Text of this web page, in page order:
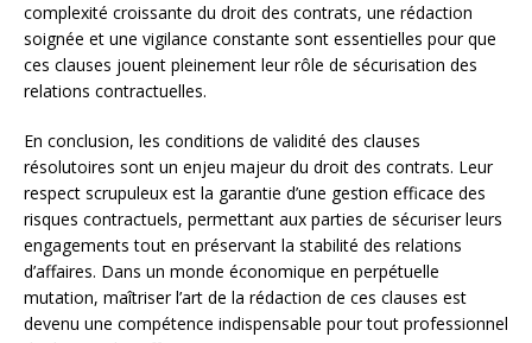
complexité croissante du droit des contrats, une rédaction
soignée et une vigilance constante sont essentielles pour que
ces clauses jouent pleinement leur rôle de sécurisation des
relations contractuelles.
En conclusion, les conditions de validité des clauses
résolutoires sont un enjeu majeur du droit des contrats. Leur
respect scrupuleux est la garantie d’une gestion efficace des
risques contractuels, permettant aux parties de sécuriser leurs
engagements tout en préservant la stabilité des relations
d’affaires. Dans un monde économique en perpétuelle
mutation, maîtriser l’art de la rédaction de ces clauses est
devenu une compétence indispensable pour tout professionnel